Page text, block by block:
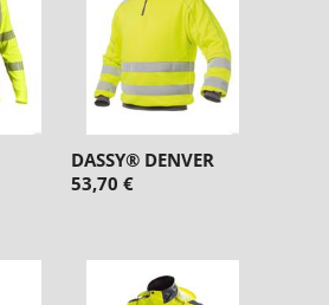
DASSY® DENVER
53,70 €